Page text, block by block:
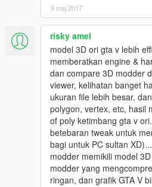
9 maj 2017
risky amel
model 3D ori gta v lebih
memberatkan engine &
dan compare 3D modder
viewer, kelihatan banget
ukuran file lebih besar,
polygon, vertex, etc, hasil
of poly ketimbang gta v
betebaran tweak untuk
bagi untuk PC sultan
modder memikili model
modder yang
ringan, dan grafik GTA V